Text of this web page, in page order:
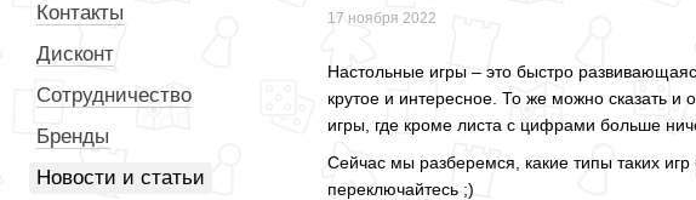
17 ноября 2022
Настольные игры – это быстро
крутое и интересное. То же можно сказать и
игры, где кроме листа с цифрами больше
Сейчас мы разберемся, какие типы таких
переключайтесь ;)
Контакты
Дисконт
Сотрудничество
Бренды
Новости и статьи